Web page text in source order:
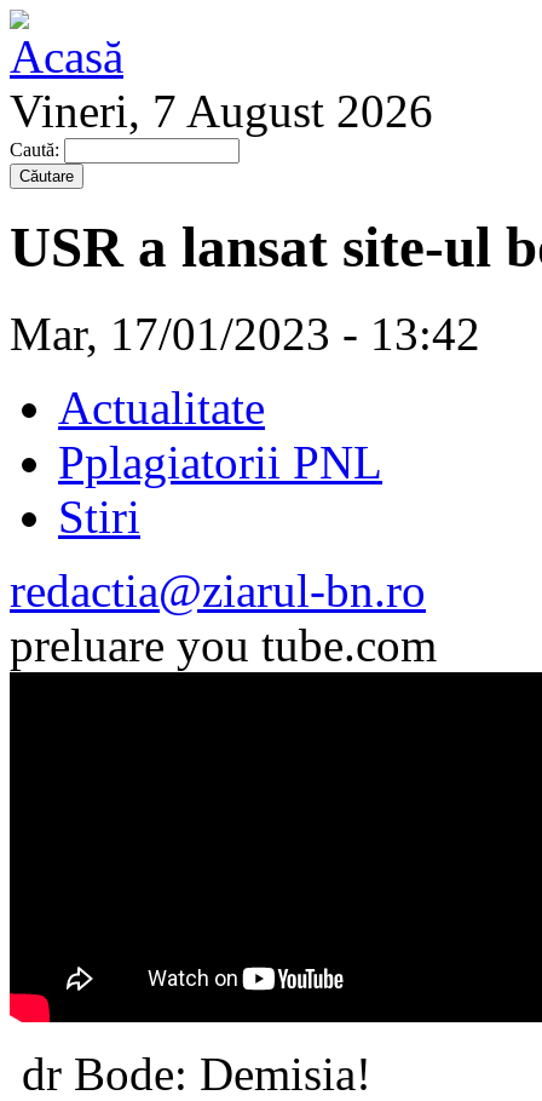
Vineri, 7 August 2026
Caută:
USR a lansat site-ul
Mar, 17/01/2023 - 13:42
Actualitate
Pplagiatorii PNL
Stiri
redactia@ziarul-bn.ro
preluare you tube.com
dr Bode: Demisia!